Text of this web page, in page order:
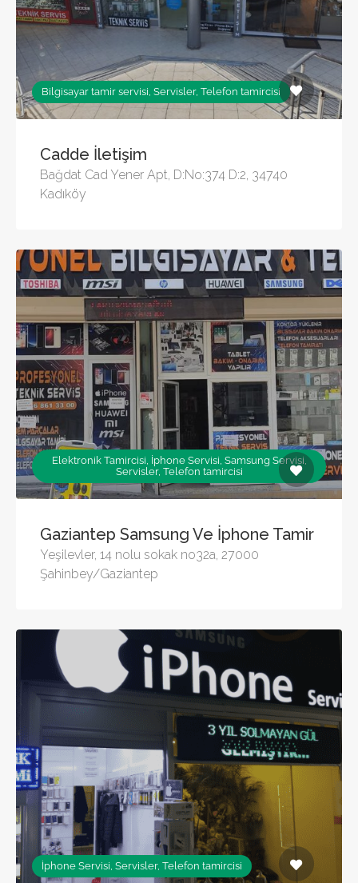
Bilgisayar tamir servisi, Servisler, Telefon tamircisi
Cadde İletişim
Bağdat Cad Yener Apt, D:No:374 D:2, 34740
Kadıköy
Elektronik Tamircisi, İphone Servisi, Samsung Servisi,
Servisler, Telefon tamircisi
Gaziantep Samsung Ve İphone Tamir
Yeşilevler, 14 nolu sokak no32a, 27000
Şahinbey/Gaziantep
İphone Servisi, Servisler, Telefon tamircisi